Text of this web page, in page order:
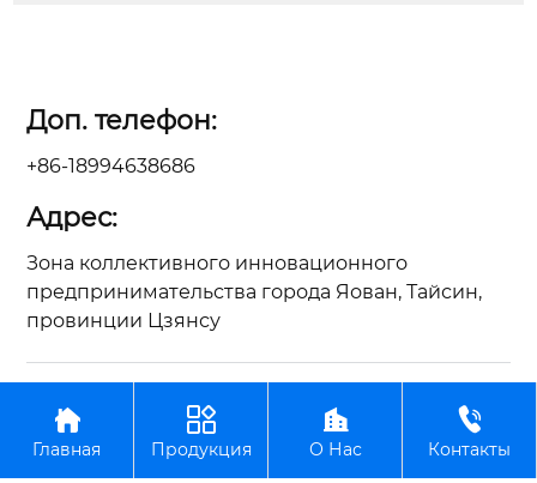
Доп. телефон:
+86-18994638686
Адрес:
Зона коллективного инновационного
предпринимательства города Яован, Тайсин,
провинции Цзянсу
производству вилочных погрузчиков

Главная

Продукция

О Нас

Контакты